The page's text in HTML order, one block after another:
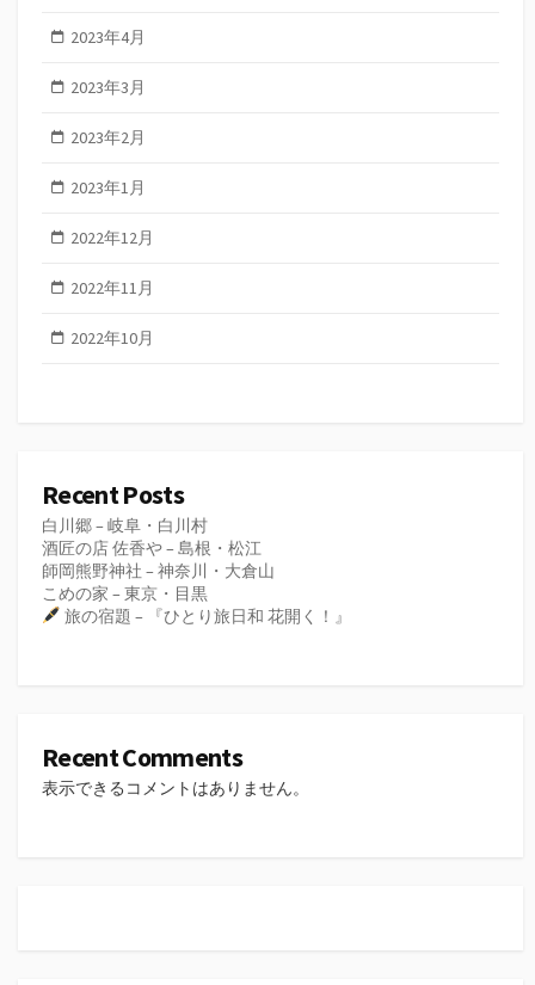
2023年4月
2023年3月
2023年2月
2023年1月
2022年12月
2022年11月
2022年10月
Recent Posts
白川郷 – 岐阜・白川村
酒匠の店 佐香や – 島根・松江
師岡熊野神社 – 神奈川・大倉山
こめの家 – 東京・目黒
旅の宿題 – 『ひとり旅日和 花開く！』
Recent Comments
表示できるコメントはありません。